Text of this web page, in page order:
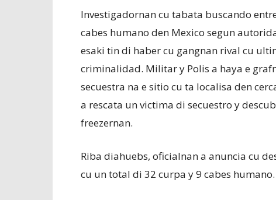
Investigadornan cu tabata buscando
cabes humano den Mexico segun
esaki tin di haber cu gangnan rival cu
criminalidad. Militar y Polis a haya e
secuestra na e sitio cu ta localisa den
a rescata un victima di secuestro y
freezernan.
Riba diahuebs, oficialnan a anuncia cu
cu un total di 32 curpa y 9 cabes humano.